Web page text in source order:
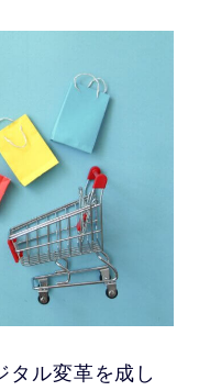
タル変革を成し